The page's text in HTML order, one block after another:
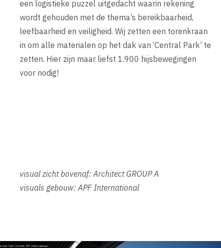
een logistieke puzzel uitgedacht waarin rekening
wordt gehouden met de thema’s bereikbaarheid,
leefbaarheid en veiligheid. Wij zetten een torenkraan
in om alle materialen op het dak van ‘Central Park’ te
zetten. Hier zijn maar liefst 1.900 hijsbewegingen
voor nodig!
visual zicht bovenaf: Architect GROUP A
visuals gebouw: APF International